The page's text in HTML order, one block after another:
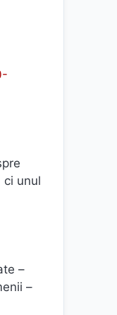
unul
–
–